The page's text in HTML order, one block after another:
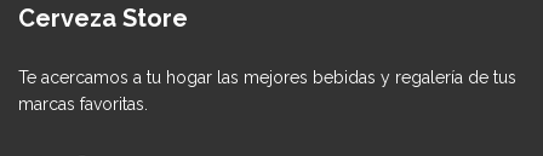
Cerveza Store
Te acercamos a tu hogar las mejores bebidas y regalería de tus
marcas favoritas.